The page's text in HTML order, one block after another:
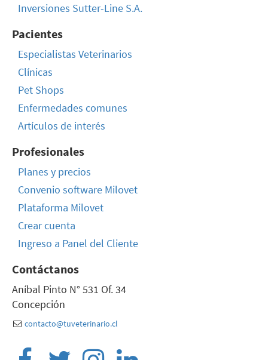
Inversiones Sutter-Line S.A.
Pacientes
Especialistas Veterinarios
Clínicas
Pet Shops
Enfermedades comunes
Artículos de interés
Profesionales
Planes y precios
Convenio software Milovet
Plataforma Milovet
Crear cuenta
Ingreso a Panel del Cliente
Contáctanos
Aníbal Pinto N° 531 Of. 34
Concepción
contacto@tuveterinario.cl